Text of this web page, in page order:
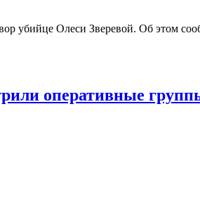
убийце Олеси Зверевой. Об этом
оперативные